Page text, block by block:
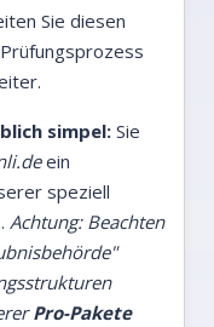
Sie diesen
simpel: Sie
ein
speziell
Achtung: Beachten
Pro-Pakete